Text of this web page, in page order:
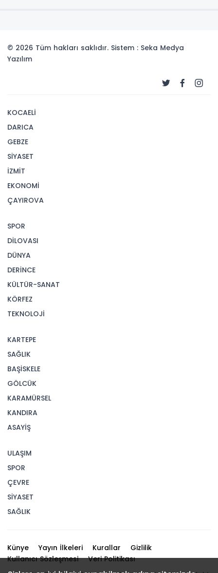
© 2026 Tüm hakları saklıdır. Sistem : Seka Medya
Yazılım
KOCAELİ
DARICA
GEBZE
SİYASET
İZMİT
EKONOMİ
ÇAYIROVA
SPOR
DİLOVASI
DÜNYA
DERİNCE
KÜLTÜR-SANAT
KÖRFEZ
TEKNOLOJİ
KARTEPE
SAĞLIK
BAŞİSKELE
GÖLCÜK
KARAMÜRSEL
KANDIRA
ASAYİŞ
ULAŞIM
SPOR
ÇEVRE
SİYASET
SAĞLIK
Künye Yayın İlkeleri Kurallar
Gizlilik
Kullanıcı Sözleşmesi
Veri Politikası